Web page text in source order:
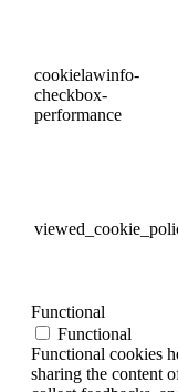
cookielawinfo-
checkbox-
performance
Functional
Functional
Functional cookies
sharing the content